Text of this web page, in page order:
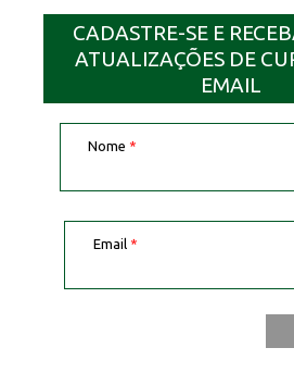
CADASTRE-SE E
ATUALIZAÇÕES DE
EMAIL
Nome *
Email *